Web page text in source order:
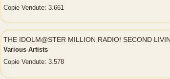
Copie Vendute: 3.661
THE IDOLM@STER MILLION RADIO! SECOND
Various Artists
Copie Vendute: 3.578